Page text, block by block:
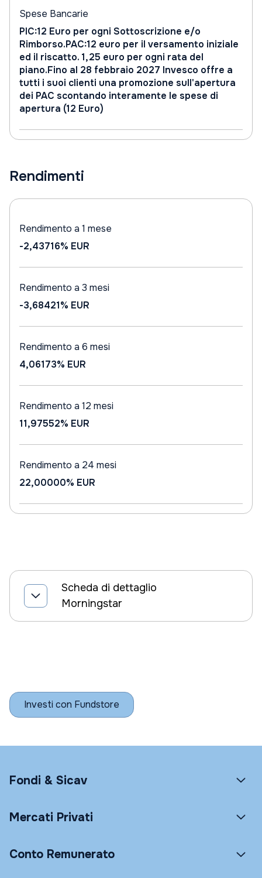
Spese Bancarie
PIC:12 Euro per ogni Sottoscrizione e/o
Rimborso.PAC:12 euro per il versamento iniziale
ed il riscatto. 1,25 euro per ogni rata del
piano.Fino al 28 febbraio 2027 Invesco offre a
tutti i suoi clienti una promozione sull'apertura
dei PAC scontando interamente le spese di
apertura (12 Euro)
Rendimenti
Rendimento a 1 mese
-2,43716% EUR
Rendimento a 3 mesi
-3,68421% EUR
Rendimento a 6 mesi
4,06173% EUR
Rendimento a 12 mesi
11,97552% EUR
Rendimento a 24 mesi
22,00000% EUR
Scheda di dettaglio
Morningstar
Investi con Fundstore
Fondi & Sicav
Mercati Privati
Conto Remunerato